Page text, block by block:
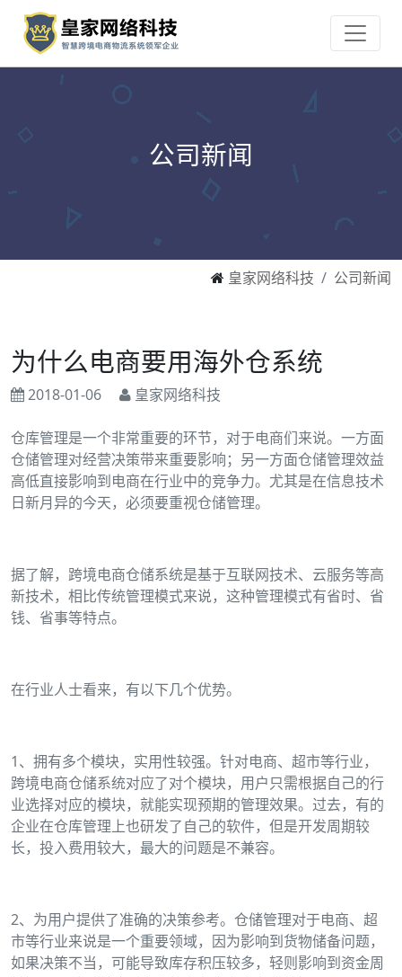
公司新闻
皇家网络科技 公司新闻
为什么电商要用海外仓系统
2018-01-06 皇家网络科技
仓库管理是一个非常重要的环节，对于电商们来说。一方面
仓储管理对经营决策带来重要影响；另一方面仓储管理效益
高低直接影响到电商在行业中的竞争力。尤其是在信息技术
日新月异的今天，必须要重视仓储管理。
据了解，跨境电商仓储系统是基于互联网技术、云服务等高
新技术，相比传统管理模式来说，这种管理模式有省时、省
钱、省事等特点。
在行业人士看来，有以下几个优势。
1、拥有多个模块，实用性较强。针对电商、超市等行业，
跨境电商仓储系统对应了对个模块，用户只需根据自己的行
业选择对应的模块，就能实现预期的管理效果。过去，有的
企业在仓库管理上也研发了自己的软件，但是开发周期较
长，投入费用较大，最大的问题是不兼容。
2、为用户提供了准确的决策参考。仓储管理对于电商、超
市等行业来说是一个重要领域，因为影响到货物储备问题，
如果决策不当，可能导致库存积压较多，轻则影响到资金周